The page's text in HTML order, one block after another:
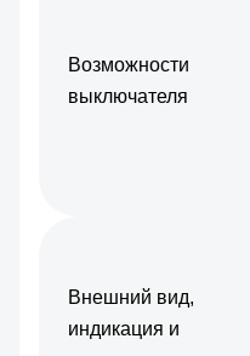
Возможности
выключателя
Внешний вид,
индикация и